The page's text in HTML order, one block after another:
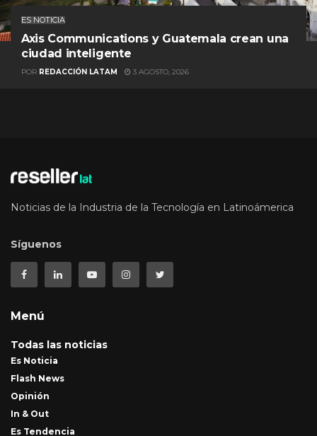
ES NOTICIA
Axis Communications y Guatemala crean una
ciudad inteligente
POR REDACCIÓN LATAM 3 AGOSTO, 2026
Noticias de la Industria de la Tecnología en Latinoámerica
Síguenos
Menú
Todas las noticias
Es Noticia
Flash News
Opinión
In & Out
Es Tendencia